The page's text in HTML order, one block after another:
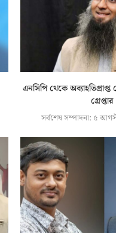
এনসিপি থেকে অব্যাহতিপ্রাপ্ত
গ্রেপ্তার
সর্বশেষ সম্পাদনা: ৫